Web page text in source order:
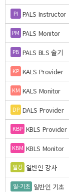
PI PALS Instructor
PM PALS Monitor
PB PALS BLS 술기
KP KALS Provider
KM KALS Monitor
DP DALS Provider
KBP KBLS Provider
KBM KBLS Monitor
일강 일반인 강사
일-기초 일반인 기초